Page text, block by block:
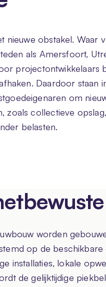
nieuwe obstakel.
als Amersfoort,
projectontwikkelaars
Daardoor staan
om
zoals collectieve
belasten.
worden
op de beschikbare
installaties, lokale
de gelijktijdige